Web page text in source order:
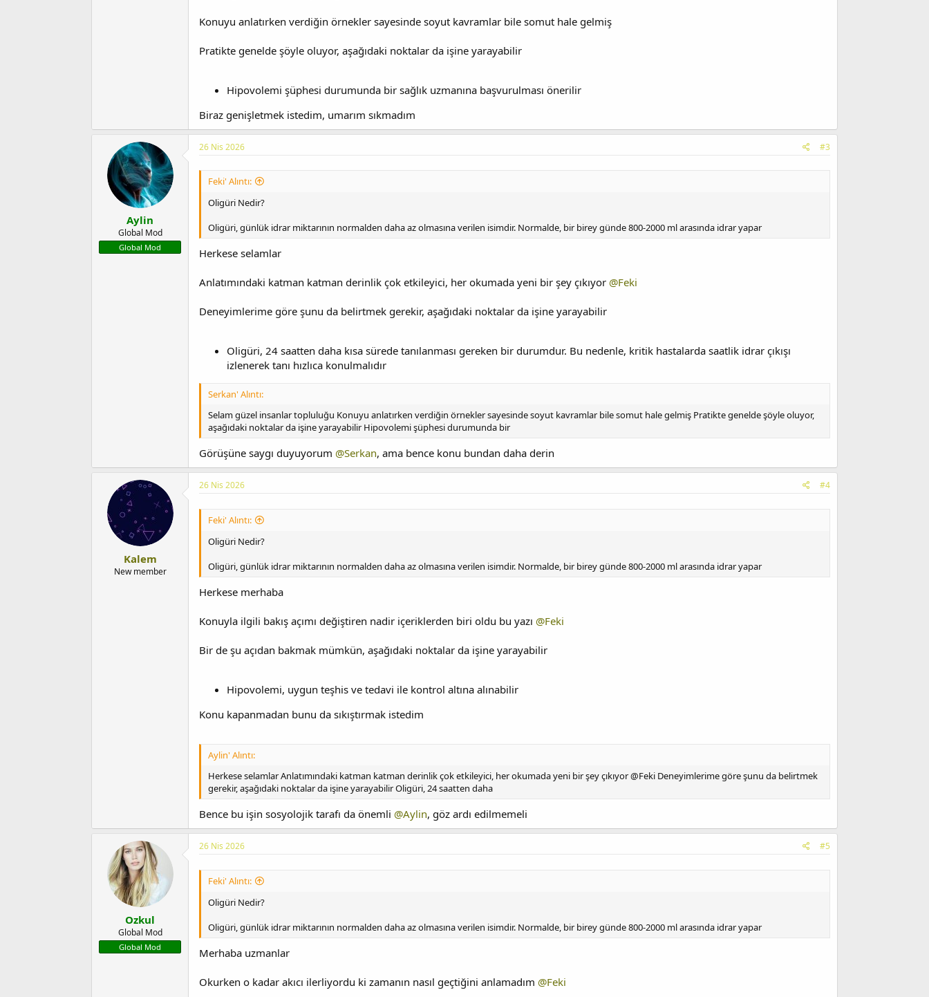
Konuyu anlatırken verdiğin örnekler sayesinde soyut kavramlar bile somut hale gelmiş
Pratikte genelde şöyle oluyor, aşağıdaki noktalar da işine yarayabilir
Hipovolemi şüphesi durumunda bir sağlık uzmanına başvurulması önerilir
Biraz genişletmek istedim, umarım sıkmadım
Aylin
Global Mod
Global Mod
26 Nis 2026 #3
Feki' Alıntı:
Oligüri Nedir?
Oligüri, günlük idrar miktarının normalden daha az olmasına verilen isimdir. Normalde, bir birey günde 800-2000 ml arasında idrar yapar
Herkese selamlar
Anlatımındaki katman katman derinlik çok etkileyici, her okumada yeni bir şey çıkıyor @Feki
Deneyimlerime göre şunu da belirtmek gerekir, aşağıdaki noktalar da işine yarayabilir
Oligüri, 24 saatten daha kısa sürede tanılanması gereken bir durumdur. Bu nedenle, kritik hastalarda saatlik idrar çıkışı
izlenerek tanı hızlıca konulmalıdır
Serkan' Alıntı:
Selam güzel insanlar topluluğu Konuyu anlatırken verdiğin örnekler sayesinde soyut kavramlar bile somut hale gelmiş Pratikte genelde şöyle oluyor,
aşağıdaki noktalar da işine yarayabilir Hipovolemi şüphesi durumunda bir
Görüşüne saygı duyuyorum @Serkan, ama bence konu bundan daha derin
Kalem
New member
26 Nis 2026 #4
Feki' Alıntı:
Oligüri Nedir?
Oligüri, günlük idrar miktarının normalden daha az olmasına verilen isimdir. Normalde, bir birey günde 800-2000 ml arasında idrar yapar
Herkese merhaba
Konuyla ilgili bakış açımı değiştiren nadir içeriklerden biri oldu bu yazı @Feki
Bir de şu açıdan bakmak mümkün, aşağıdaki noktalar da işine yarayabilir
Hipovolemi, uygun teşhis ve tedavi ile kontrol altına alınabilir
Konu kapanmadan bunu da sıkıştırmak istedim
Aylin' Alıntı:
Herkese selamlar Anlatımındaki katman katman derinlik çok etkileyici, her okumada yeni bir şey çıkıyor @Feki Deneyimlerime göre şunu da belirtmek
gerekir, aşağıdaki noktalar da işine yarayabilir Oligüri, 24 saatten daha
Bence bu işin sosyolojik tarafı da önemli @Aylin, göz ardı edilmemeli
Ozkul
Global Mod
Global Mod
26 Nis 2026 #5
Feki' Alıntı:
Oligüri Nedir?
Oligüri, günlük idrar miktarının normalden daha az olmasına verilen isimdir. Normalde, bir birey günde 800-2000 ml arasında idrar yapar
Merhaba uzmanlar
Okurken o kadar akıcı ilerliyordu ki zamanın nasıl geçtiğini anlamadım @Feki